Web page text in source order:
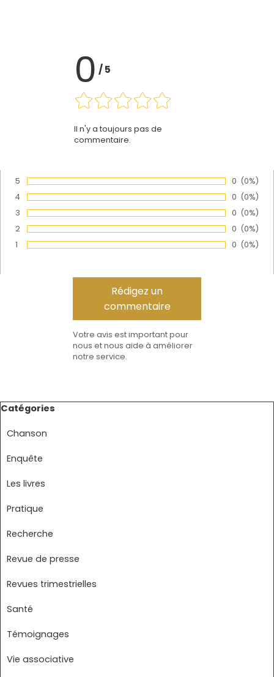
0 /5
Il n'y a toujours pas de
commentaire.
Vote :
5 Nombre
0 (0%)
Vote :
4 Nombre
0 (0%)
Vote :
3 Nombre
0 (0%)
Vote :
2 Nombre
0 (0%)
Vote :
1 Nombre
0 (0%)
Votre avis est important pour
nous et nous aide à améliorer
notre service.
Sauter le bloc Catégories
Catégories
Chanson
Enquête
Les livres
Pratique
Recherche
Revue de presse
Revues trimestrielles
Santé
Témoignages
Vie associative